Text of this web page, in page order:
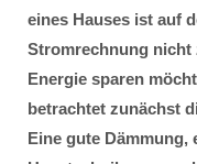
eines Hauses ist auf
Stromrechnung nicht
Energie sparen
betrachtet zunächst
Eine gute Dämmung,